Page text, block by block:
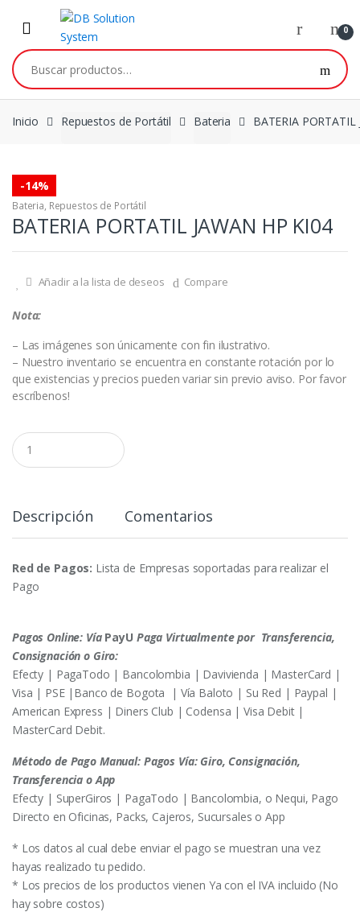
0
Inicio Repuestos de Portátil Bateria BATERIA PORTATIL
-14%
Bateria, Repuestos de Portátil
BATERIA PORTATIL JAWAN HP KI04
Añadir a la lista de deseos Compare
Nota:
– Las imágenes son únicamente con fin ilustrativo.
– Nuestro inventario se encuentra en constante rotación por lo
que existencias y precios pueden variar sin previo aviso. Por favor
escríbenos!
C
a
n
d
a
d
Descripción Comentarios
Red de Pagos: Lista de Empresas soportadas para realizar el
Pago
Pagos Online: Vía PayU Paga Virtualmente por Transferencia,
Consignación o Giro:
Efecty | PagaTodo | Bancolombia | Davivienda | MasterCard |
Visa | PSE |Banco de Bogota | Vía Baloto | Su Red | Paypal |
American Express | Diners Club | Codensa | Visa Debit |
MasterCard Debit.
Método de Pago Manual: Pagos Vía: Giro, Consignación,
Transferencia o App
Efecty | SuperGiros | PagaTodo | Bancolombia, o Nequi, Pago
Directo en Oficinas, Packs, Cajeros, Sucursales o App
* Los datos al cual debe enviar el pago se muestran una vez
hayas realizado tu pedido.
* Los precios de los productos vienen Ya con el IVA incluido (No
hay sobre costos)